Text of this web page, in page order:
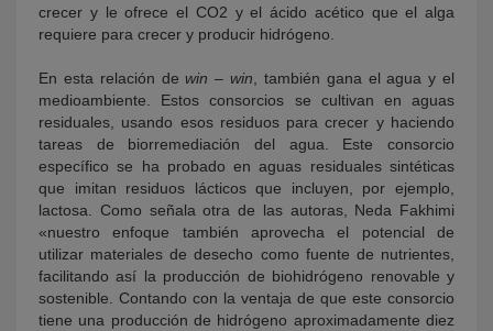
crecer y le ofrece el CO2 y el ácido acético que el alga
requiere para crecer y producir hidrógeno.
En esta relación dewin – win , también gana el agua y el
medioambiente. Estos consorcios se cultivan en aguas
residuales, usando esos residuos para crecer y haciendo
tareas de biorremediación del agua. Este consorcio
específico se ha probado en aguas residuales sintéticas
que imitan residuos lácticos que incluyen, por ejemplo,
lactosa. Como señala otra de las autoras, Neda Fakhimi
«nuestro enfoque también aprovecha el potencial de
utilizar materiales de desecho como fuente de nutrientes,
facilitando así la producción de biohidrógeno renovable y
sostenible. Contando con la ventaja de que este consorcio
tiene una producción de hidrógeno aproximadamente diez